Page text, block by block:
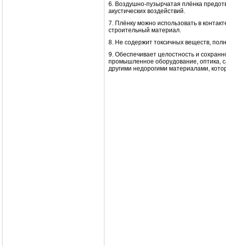
6. Воздушно-пузырчатая плёнка
акустических воздействий.
7. Плёнку можно использовать в
строительный материал.
8. Не содержит токсичных веществ,
9. Обеспечивает целостность и
промышленное оборудование, оптика,
другими недорогими материалами,